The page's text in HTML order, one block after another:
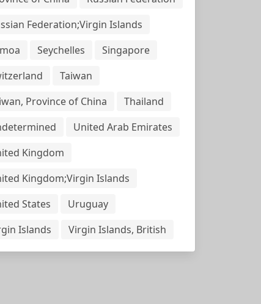
Federation;Virgin Islands
Seychelles
Singapore
Taiwan
Province of China
Thailand
United Arab Emirates
Kingdom
Kingdom;Virgin Islands
States
Uruguay
Islands
Virgin Islands, British